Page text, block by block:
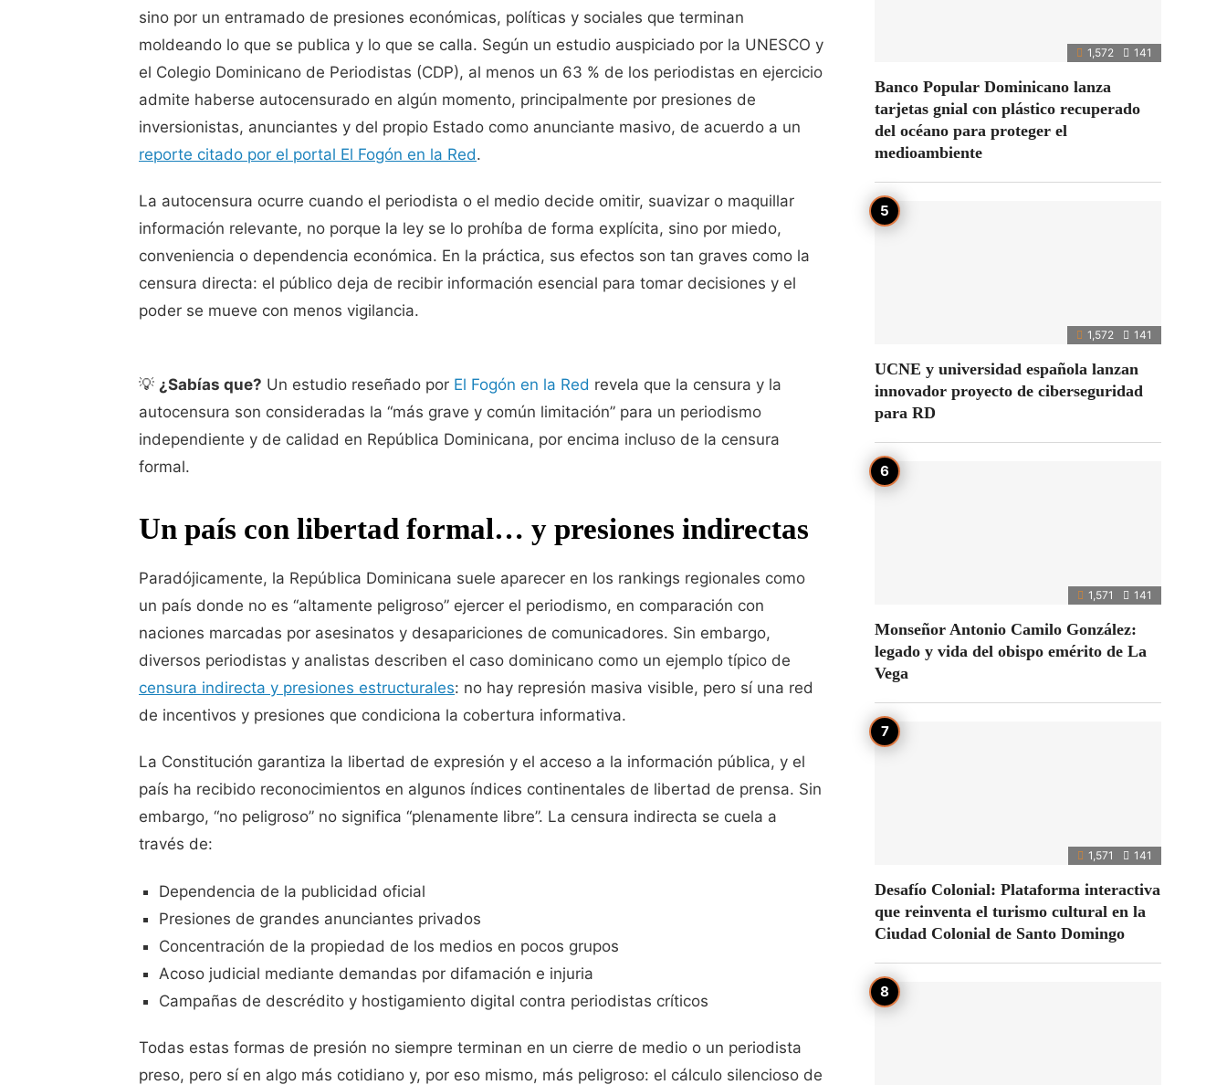
sino por un entramado de presiones económicas, políticas y sociales que terminan
moldeando lo que se publica y lo que se calla. Según un estudio auspiciado por la UNESCO y
el Colegio Dominicano de Periodistas (CDP), al menos un 63 % de los periodistas en ejercicio
admite haberse autocensurado en algún momento, principalmente por presiones de
inversionistas, anunciantes y del propio Estado como anunciante masivo, de acuerdo a un
reporte citado por el portal El Fogón en la Red.
La autocensura ocurre cuando el periodista o el medio decide omitir, suavizar o maquillar
información relevante, no porque la ley se lo prohíba de forma explícita, sino por miedo,
conveniencia o dependencia económica. En la práctica, sus efectos son tan graves como la
censura directa: el público deja de recibir información esencial para tomar decisiones y el
poder se mueve con menos vigilancia.
💡 ¿Sabías que? Un estudio reseñado por El Fogón en la Red revela que la censura y la
autocensura son consideradas la “más grave y común limitación” para un periodismo
independiente y de calidad en República Dominicana, por encima incluso de la censura
formal.
Un país con libertad formal… y presiones indirectas
Paradójicamente, la República Dominicana suele aparecer en los rankings regionales como
un país donde no es “altamente peligroso” ejercer el periodismo, en comparación con
naciones marcadas por asesinatos y desapariciones de comunicadores. Sin embargo,
diversos periodistas y analistas describen el caso dominicano como un ejemplo típico de
censura indirecta y presiones estructurales: no hay represión masiva visible, pero sí una red
de incentivos y presiones que condiciona la cobertura informativa.
La Constitución garantiza la libertad de expresión y el acceso a la información pública, y el
país ha recibido reconocimientos en algunos índices continentales de libertad de prensa. Sin
embargo, “no peligroso” no significa “plenamente libre”. La censura indirecta se cuela a
través de:
Dependencia de la publicidad oficial
Presiones de grandes anunciantes privados
Concentración de la propiedad de los medios en pocos grupos
Acoso judicial mediante demandas por difamación e injuria
Campañas de descrédito y hostigamiento digital contra periodistas críticos
Todas estas formas de presión no siempre terminan en un cierre de medio o un periodista
preso, pero sí en algo más cotidiano y, por eso mismo, más peligroso: el cálculo silencioso de
1,572 141
Banco Popular Dominicano lanza
tarjetas gnial con plástico recuperado
del océano para proteger el
medioambiente
1,572 141
UCNE y universidad española lanzan
innovador proyecto de ciberseguridad
para RD
1,571 141
Monseñor Antonio Camilo González:
legado y vida del obispo emérito de La
Vega
1,571 141
Desafío Colonial: Plataforma interactiva
que reinventa el turismo cultural en la
Ciudad Colonial de Santo Domingo